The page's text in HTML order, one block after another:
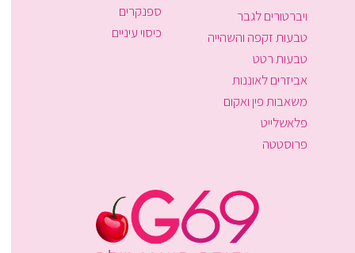
ויברטורים לגבר
טבעות זקפה והשהייה
טבעות רטט
אביזרים לאוננות
משאבות פין ואקום
פלאשלייט
פרוסטטה
ספנקרים
כיסוי עיניים